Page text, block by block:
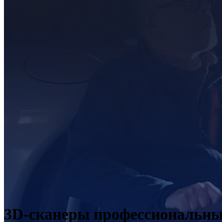
3D-сканеры